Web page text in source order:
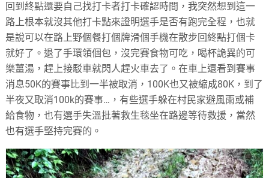
回到終點還要自己找打卡者打卡確認時間，我突然想到這一
路上根本就沒其他打卡點來證明選手是否有跑完全程，也就
是說可以在路上野個餐打個牌滑個手機在散步回終點打個卡
就好了。退了手環領個包，沒完賽食物可吃，喝杯詭異的可
樂薑湯，趕上接駁車就閃人趕火車去了。在車上還看到賽事
消息50K的賽事比到一半被取消，100K也又被縮成80K，到了
半夜又取消100k的賽事…，有些選手躲在村民家避風雨或補
給食物，也有選手失溫批著救生毯坐在路邊等待救援，當然
也有選手堅持完賽的。